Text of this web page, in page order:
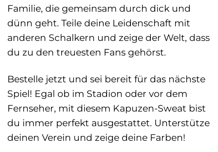
Familie, die gemeinsam durch dick und
dünn geht. Teile deine Leidenschaft mit
anderen Schalkern und zeige der Welt, dass
du zu den treuesten Fans gehörst.
Bestelle jetzt und sei bereit für das nächste
Spiel! Egal ob im Stadion oder vor dem
Fernseher, mit diesem Kapuzen-Sweat bist
du immer perfekt ausgestattet. Unterstütze
deinen Verein und zeige deine Farben!